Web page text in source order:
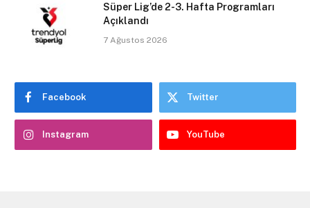
Süper Lig’de 2-3. Hafta Programları
Açıklandı
7 Ağustos 2026
Facebook Twitter
Instagram YouTube